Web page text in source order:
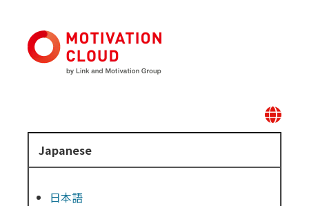
Japanese
日本語